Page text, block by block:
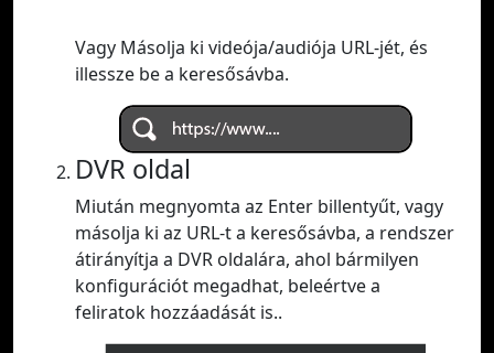
Vagy Másolja ki videója/audiója URL-jét, és
illessze be a keresősávba.
DVR oldal
Miután megnyomta az Enter billentyűt, vagy
másolja ki az URL-t a keresősávba, a rendszer
átirányítja a DVR oldalára, ahol bármilyen
konfigurációt megadhat, beleértve a
feliratok hozzáadását is..